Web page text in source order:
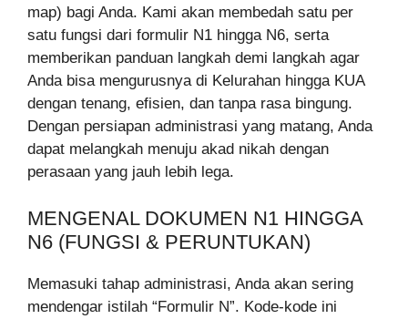
map) bagi Anda. Kami akan membedah satu per
satu fungsi dari formulir N1 hingga N6, serta
memberikan panduan langkah demi langkah agar
Anda bisa mengurusnya di Kelurahan hingga KUA
dengan tenang, efisien, dan tanpa rasa bingung.
Dengan persiapan administrasi yang matang, Anda
dapat melangkah menuju akad nikah dengan
perasaan yang jauh lebih lega.
MENGENAL DOKUMEN N1 HINGGA
N6 (FUNGSI & PERUNTUKAN)
Memasuki tahap administrasi, Anda akan sering
mendengar istilah “Formulir N”. Kode-kode ini